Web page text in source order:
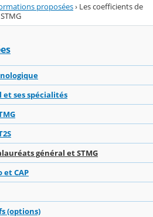
proposées› Les coefficients de
et ses spécialités
général et STMG
et CAP
(options)